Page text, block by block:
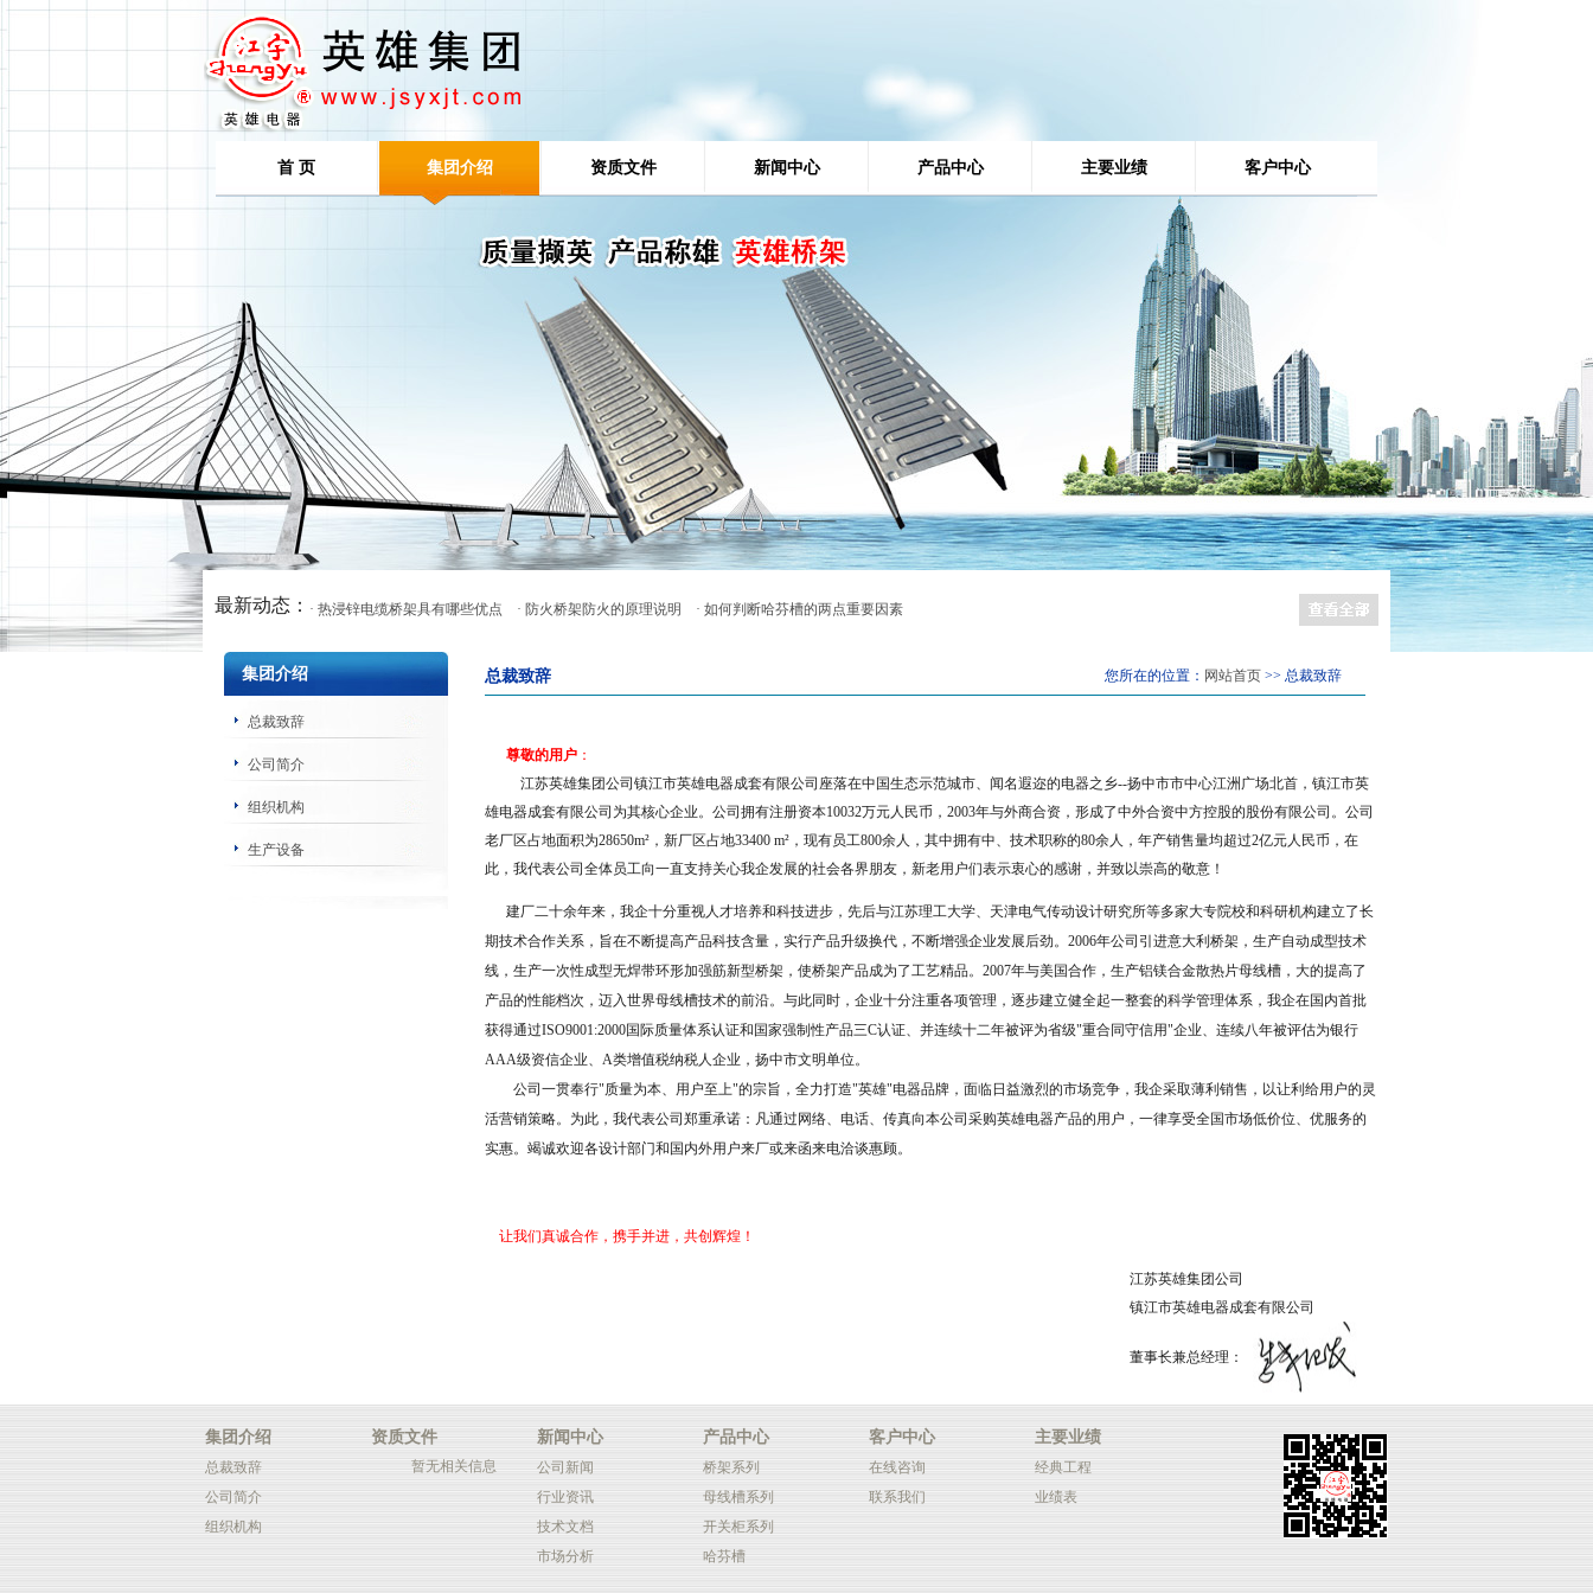
首 页 集团介绍 资质文件 新闻中心 产品中心 主要业绩 客户中心
最新动态： · 热浸锌电缆桥架具有哪些优点 · 防火桥架防火的原理说明 · 如何判断哈芬槽的两点重要因素
集团介绍
总裁致辞
公司简介
组织机构
生产设备
总裁致辞 您所在的位置： 网站首页 >> 总裁致辞
尊敬的用户 ：
江苏英雄集团公司镇江市英雄电器成套有限公司座落在中国生态示范城市、闻名遐迩的电器之乡--扬中市市中心江洲广场北首，镇江市英
雄电器成套有限公司为其核心企业。公司拥有注册资本10032万元人民币， 2003年与外商合资，形成了中外合资中方控股的股份有限公司。公司
老厂区占地面积为28650m² ，新厂区占地33400 m² ，现有员工800余人，其中拥有中、技术职称的80余人，年产销售量均超过2亿元人民币，在
此，我代表公司全体员工向一直支持关心我企发展的社会各界朋友，新老用户们表示衷心的感谢，并致以崇高的敬意！
建厂二十余年来，我企十分重视人才培养和科技进步，先后与江苏理工大学、天津电气传动设计研究所等多家大专院校和科研机构建立了长
期技术合作关系，旨在不断提高产品科技含量，实行产品升级换代，不断增强企业发展后劲。 2006年公司引进意大利桥架，生产自动成型技术
线，生产一次性成型无焊带环形加强筋新型桥架，使桥架产品成为了工艺精品。 2007年与美国合作，生产铝镁合金散热片母线槽，大的提高了
产品的性能档次，迈入世界母线槽技术的前沿。与此同时，企业十分注重各项管理，逐步建立健全起一整套的科学管理体系，我企在国内首批
获得通过ISO9001:2000国际质量体系认证和国家强制性产品三C认证、并连续十二年被评为省级"重合同守信用"企业、连续八年被评估为银行
AAA级资信企业、 A类增值税纳税人企业，扬中市文明单位。
公司一贯奉行"质量为本、用户至上"的宗旨，全力打造"英雄"电器品牌，面临日益激烈的市场竞争，我企采取薄利销售，以让利给用户的灵
活营销策略。为此，我代表公司郑重承诺：凡通过网络、电话、传真向本公司采购英雄电器产品的用户，一律享受全国市场低价位、优服务的
实惠。竭诚欢迎各设计部门和国内外用户来厂或来函来电洽谈惠顾。
让我们真诚合作，携手并进，共创辉煌！
江苏英雄集团公司
镇江市英雄电器成套有限公司
董事长兼总经理：
集团介绍
总裁致辞
公司简介
组织机构
资质文件
暂无相关信息
新闻中心
公司新闻
行业资讯
技术文档
市场分析
产品中心
桥架系列
母线槽系列
开关柜系列
哈芬槽
客户中心
在线咨询
联系我们
主要业绩
经典工程
业绩表